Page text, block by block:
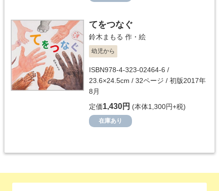
てをつなぐ
鈴木まもる 作・絵
幼児から
ISBN978-4-323-02464-6 /
23.6×24.5cm / 32ページ / 初版2017年
8月
定価1,430円 (本体1,300円+税)
在庫あり